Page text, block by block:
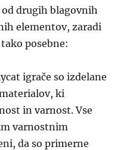
drugih blagovnih
elementov, zaradi
posebne:
igrače so izdelane
ki
in varnost. Vse
varnostnim
da so primerne